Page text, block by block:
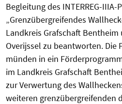
Begleitung des INTERREG-IIIA-
„Grenzübergreifendes
Landkreis Grafschaft Bentheim
Overijssel zu beantworten. Die
münden in ein
im Landkreis Grafschaft
zur Verwertung des
weiteren grenzübergreifenden